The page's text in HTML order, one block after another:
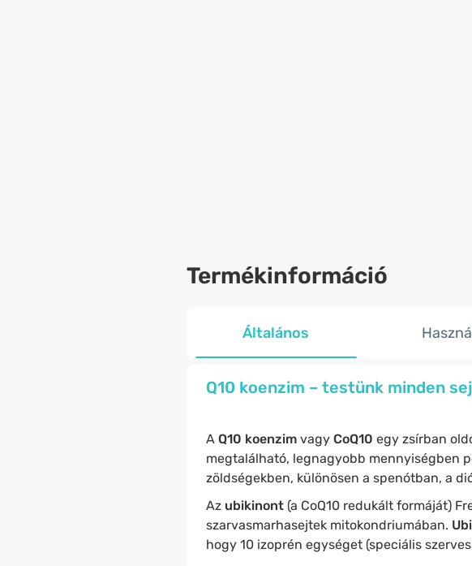
Termékinformáció
Általános
Q10 koenzim – testünk minden
A Q10 koenzim vagy CoQ10 egy zsírban
megtalálható, legnagyobb mennyiségben
zöldségekben, különösen a spenótban, a
Az ubikinont (a CoQ10 redukált formáját)
szarvasmarhasejtek mitokondriumában.
hogy 10 izoprén egységet (speciális